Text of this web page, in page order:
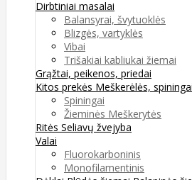
Dirbtiniai masalai
Balansyrai, švytuoklės
Blizgės, vartyklės
Vibai
Trišakiai kabliukai žiemai
Grąžtai, peikenos, priedai
Kitos prekės Meškerėlės, spiningai
Spiningai
Žieminės Meškerytės
Ritės Seliavų žvejyba
Valai
Fluorokarboninis
Monofilamentinis